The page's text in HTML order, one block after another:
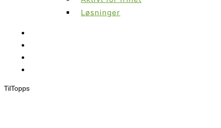
Løsninger
TilTopps